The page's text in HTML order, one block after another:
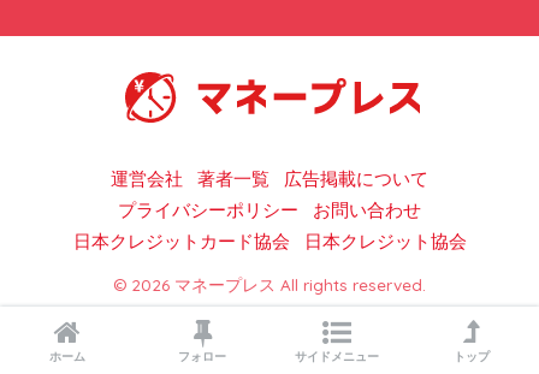
運営会社 著者一覧
広告掲載について
プライバシーポリシー
お問い合わせ
日本クレジットカード協会
日本クレジット協会
© 2026 マネープレス All rights reserved.
ホーム フォロー サイドメニュー トップ